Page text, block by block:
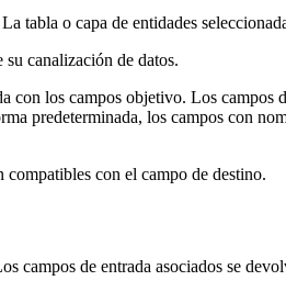
tabla o capa de entidades
su canalización de datos.
con los campos objetivo. Los campos
predeterminada, los campos con
compatibles con el campo de destino.
campos de entrada asociados se